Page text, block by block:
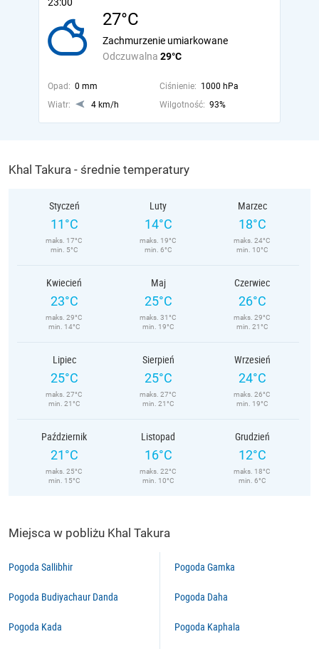
27°C
Odczuwalna 29°C
Zachmurzenie umiarkowane
Opad: 0 mm Ciśnienie: 1000 hPa
Wiatr:
4 km/h Wilgotność: 93%
Khal Takura - średnie temperatury
Styczeń
11°C
maks. 17°C
min. 5°C
Luty
14°C
maks. 19°C
min. 6°C
Marzec
18°C
maks. 24°C
min. 10°C
Kwiecień
23°C
maks. 29°C
min. 14°C
Maj
25°C
maks. 31°C
min. 19°C
Czerwiec
26°C
maks. 29°C
min. 21°C
Lipiec
25°C
maks. 27°C
min. 21°C
Sierpień
25°C
maks. 27°C
min. 21°C
Wrzesień
24°C
maks. 26°C
min. 19°C
Październik
21°C
maks. 25°C
min. 15°C
Listopad
16°C
maks. 22°C
min. 10°C
Grudzień
12°C
maks. 18°C
min. 6°C
Miejsca w pobliżu Khal Takura
Pogoda Sallibhir
Pogoda Budiyachaur Danda
Pogoda Kada
Pogoda Gamka
Pogoda Daha
Pogoda Kaphala